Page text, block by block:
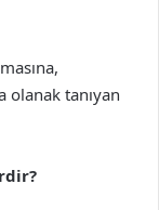
olanak tanıyan